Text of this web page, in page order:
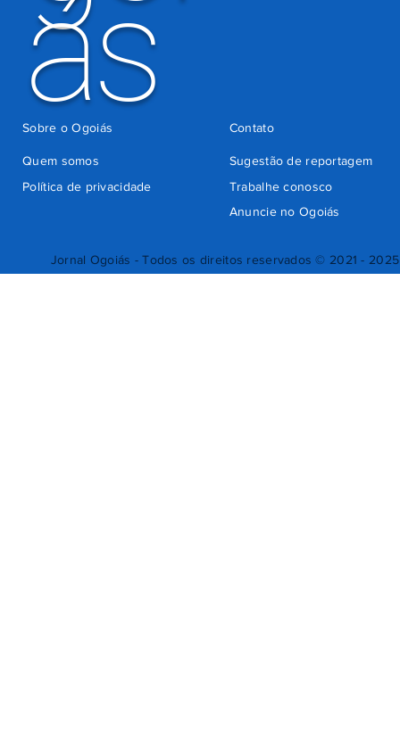
Jornal Ogoiás - Todos os direitos reservados © 2021 - 2025
ás
Quem somos
Sugestão de reportagem
Trabalhe conosco
Política de privacidade
Anuncie no Ogoiás
Contato
Sobre o Ogoiás